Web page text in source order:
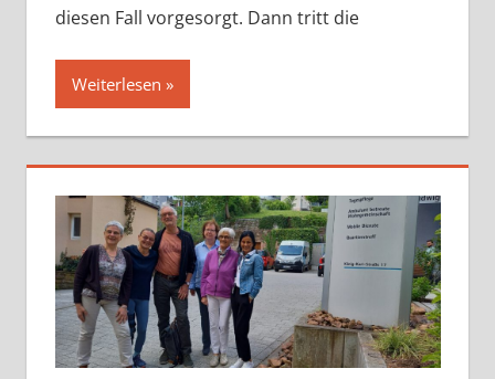
diesen Fall vorgesorgt. Dann tritt die
Weiterlesen